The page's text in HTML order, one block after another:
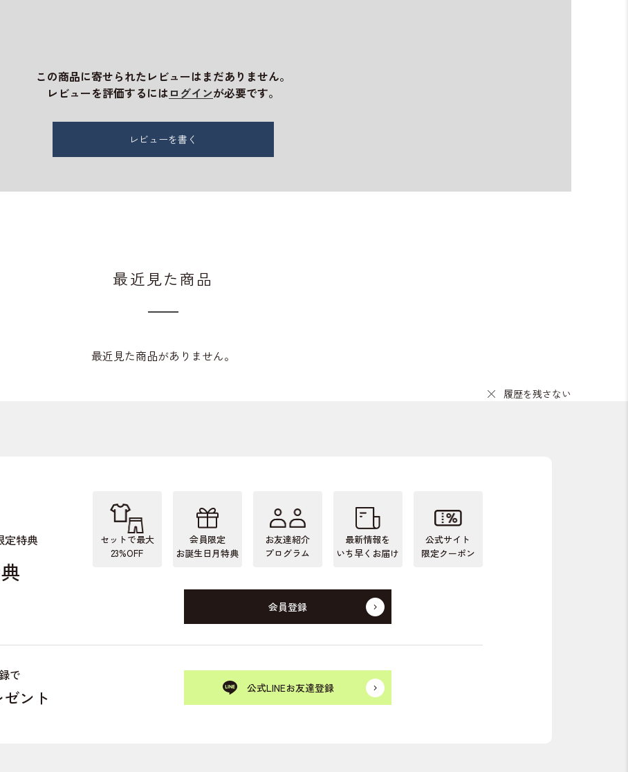
この商品に寄せられたレビューはまだありません。
レビューを評価するにはログインが必要です。
レビューを書く
最近見た商品
最近見た商品がありません。
履歴を残さない
定特典
セットで最大
23%OFF
会員限定
お誕生日月特典
お友達紹介
プログラム
最新情報を
いち早くお届け
公式サイト
限定クーポン
会員登録
で
ント 公式LINEお友達登録